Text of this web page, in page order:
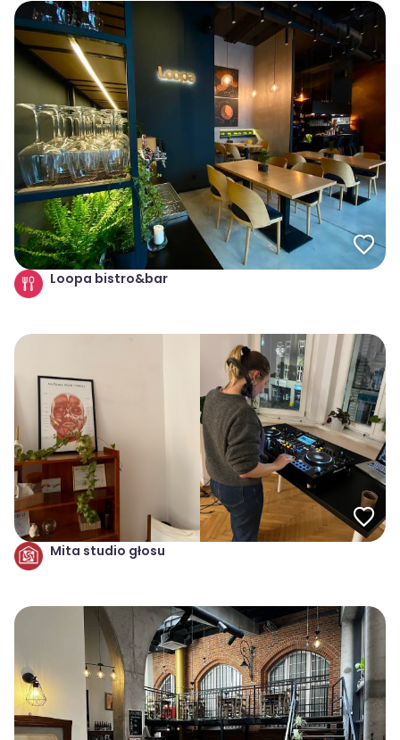
Loopa bistro&bar
Mita studio głosu